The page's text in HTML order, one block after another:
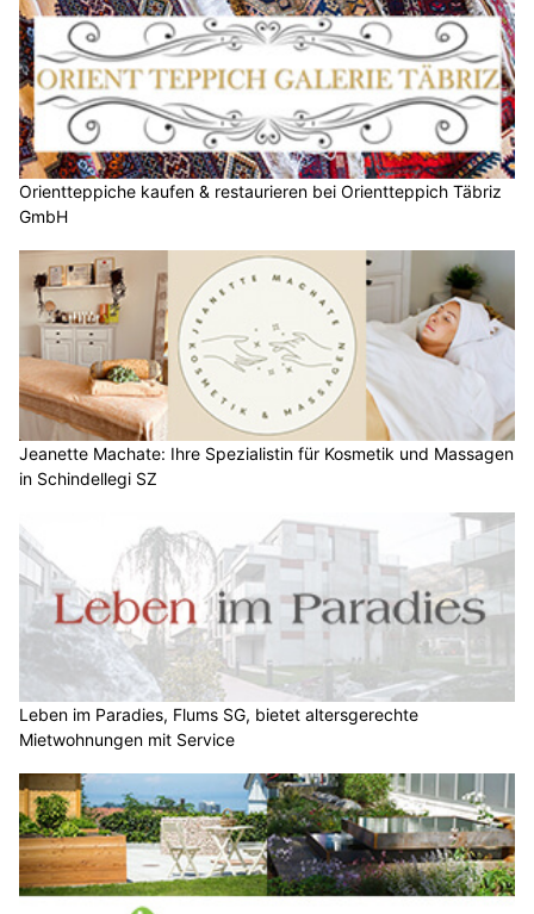
Orientteppiche kaufen & restaurieren bei Orientteppich Täbriz
GmbH
Jeanette Machate: Ihre Spezialistin für Kosmetik und Massagen
in Schindellegi SZ
Leben im Paradies, Flums SG, bietet altersgerechte
Mietwohnungen mit Service